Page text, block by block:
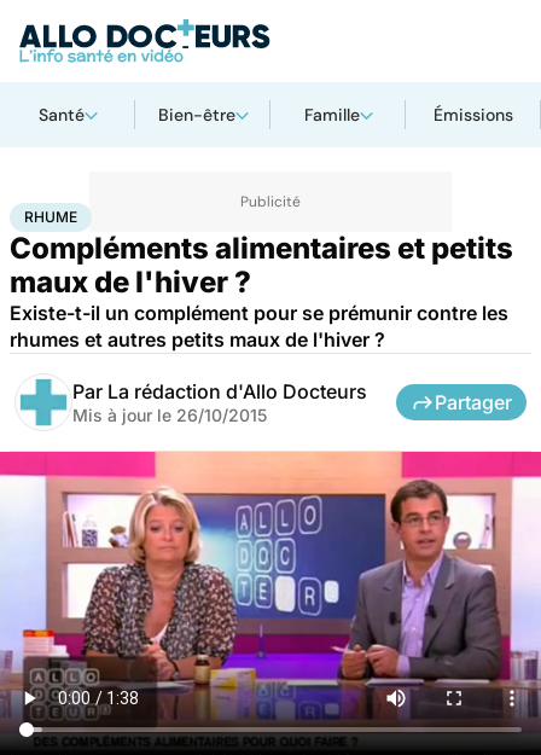
Santé Bien-être Famille Émissions
AccueilSanté
RHUME
Compléments alimentaires et petits
maux de l'hiver ?
Existe-t-il un complément pour se prémunir contre les
rhumes et autres petits maux de l'hiver ?
Par La rédaction d'Allo Docteurs
Mis à jour le 26/10/2015
Partager